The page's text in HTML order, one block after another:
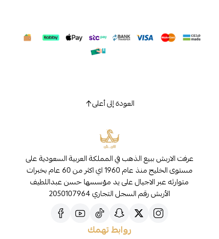
العودة إلى أعلى
عرفت الاربش ببيع الذهب في المملكة العربية السعودية على
مستوى الخليج منذ عام 1960 اي اكثر من 60 عام بخبرات
متوارثه عبر الاجيال على يد مؤسسها حسن عبداللطيف
الأربش رقم السجل التجاري 2050107964
روابط تهمك